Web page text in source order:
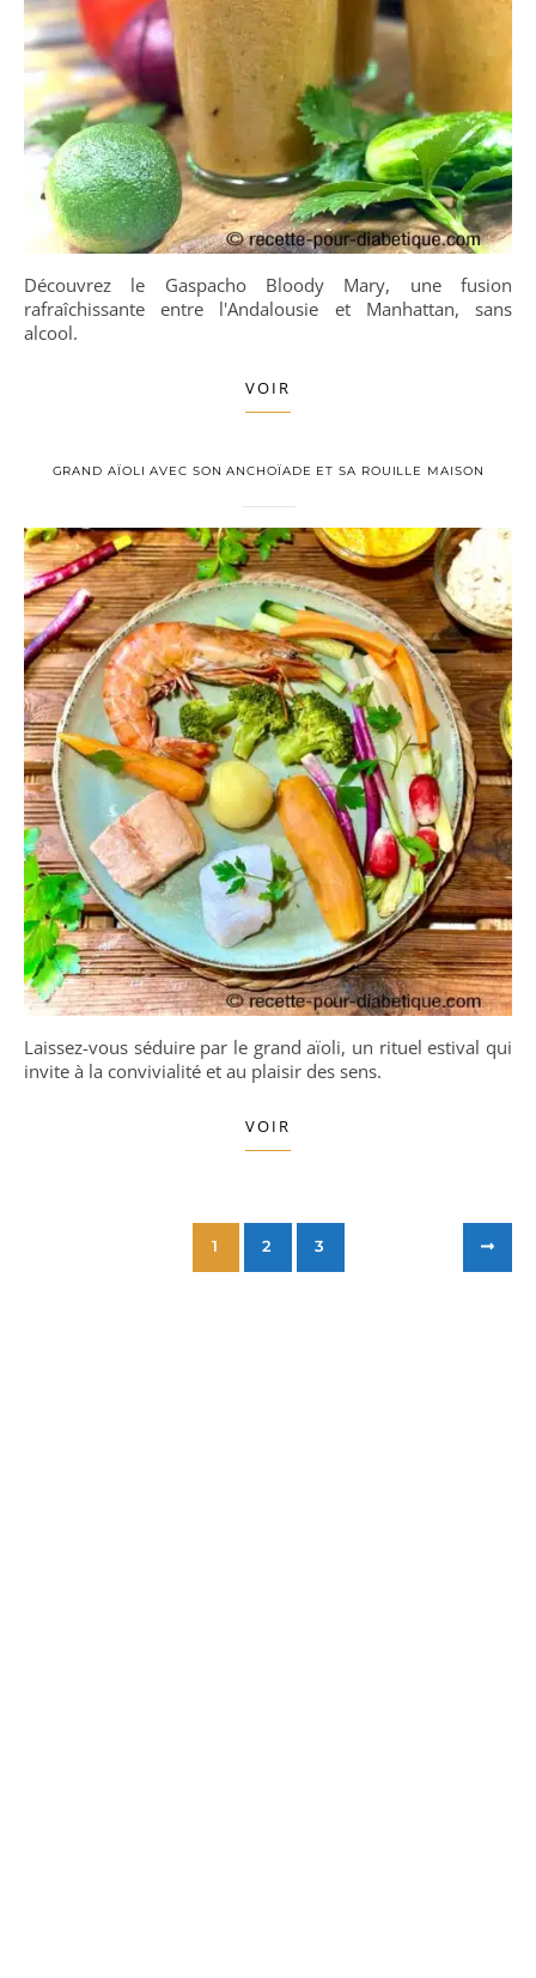
Découvrez le Gaspacho Bloody Mary, une fusion
rafraîchissante entre l'Andalousie et Manhattan, sans
alcool.
VOIR
GRAND AÏOLI AVEC SON ANCHOÏADE ET SA ROUILLE MAISON
Laissez-vous séduire par le grand aïoli, un rituel estival qui
invite à la convivialité et au plaisir des sens.
VOIR
1 2 3